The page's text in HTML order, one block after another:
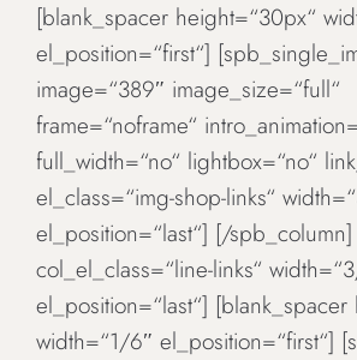
[blank_spacer height=“30px“
el_position=“first“]
image=“389″ image_size=“full“
frame=“noframe“
full_width=“no“ lightbox=“no“
el_class=“img-shop-links“
el_position=“last“] [/
col_el_class=“line-links“
el_position=“last“]
width=“1/6″ el_position=“first“]